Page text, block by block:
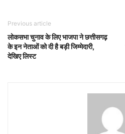
Previous article
लोकसभा चुनाव के लिए भाजपा ने छत्तीसगढ़
के इन नेताओं को दी है बड़ी जिम्मेदारी,
देखिए लिस्ट